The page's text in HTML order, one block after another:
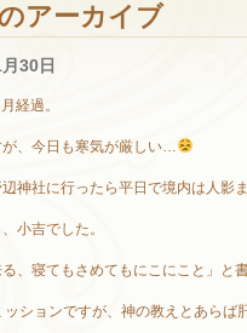
のアーカイブ
30日
経過。
、今日も寒気が厳しい…
神社に行ったら平日で境内は人影ま
小吉でした。
る、寝てもさめてもにこにこと」と
ッションですが、神の教えとあらば